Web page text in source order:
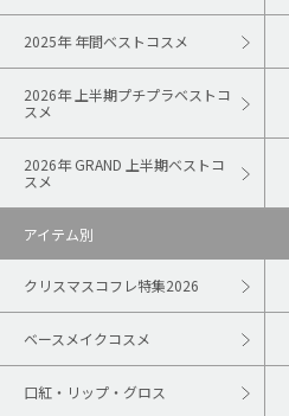
2025年 年間ベストコスメ
2026年 上半期プチプラベストコ
スメ
2026年 GRAND 上半期ベストコ
スメ
アイテム別
クリスマスコフレ特集2026
ベースメイクコスメ
口紅・リップ・グロス